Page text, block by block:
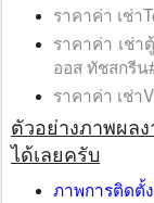
ราคาค่า เช่า
ราคาค่า เช่า
ออส ทัชสกรีน
ราคาค่า เช่า
ตัวอย่างภาพผล
ได้เลยครับ
ภาพการติดตั้